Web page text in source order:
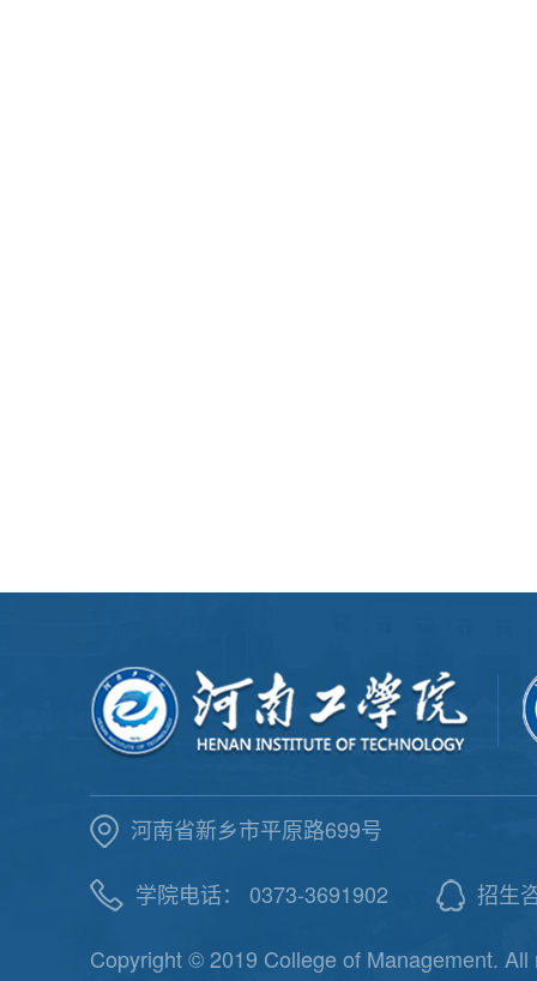
河南省新乡市平原路699号
学院电话： 0373-3691902 招生
Copyright © 2019 College of Management.